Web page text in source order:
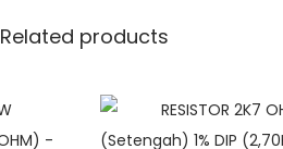
Related products